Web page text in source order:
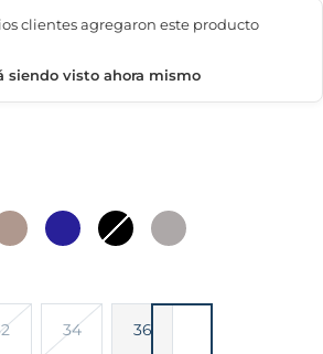
clientes agregaron este producto
siendo visto ahora mismo
Azul
marino
Negro Plata
34 36